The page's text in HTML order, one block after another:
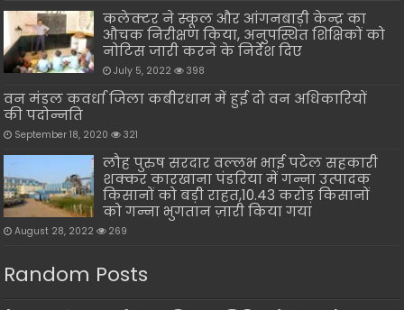
कलेक्टर ने स्कूल और आंगनबाड़ी केन्द्र का
औचक निरीक्षण किया, अनुपस्थित शिक्षिकों को
नोटिस जारी करने के निर्देश दिए
July 5, 2022 398
वन मंडल कवर्धा जिला कबीरधाम में हुई दो वन अधिकारियों
की पदोन्नति
September 18, 2020 321
लौह पुरुष सरदार वल्लभ भाई पटेल सहकारी
शक्कर कारखाना पंडरिया में गन्ना उत्पादक
किसानों को बड़ी राहत,10.43 करोड़ किसानों
को गन्ना भुगतान ज़ारी किया गया
August 28, 2022 269
Random Posts